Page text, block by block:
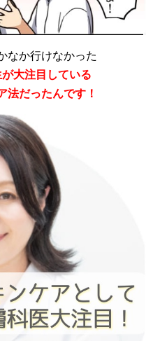
なか行けなかった
大注目している
法だったんです！